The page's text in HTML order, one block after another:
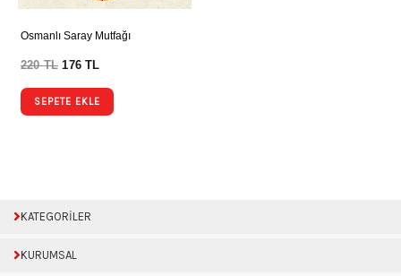
Osmanlı Saray Mutfağı
220TL 176TL
SEPETE EKLE
KATEGORİLER
KURUMSAL